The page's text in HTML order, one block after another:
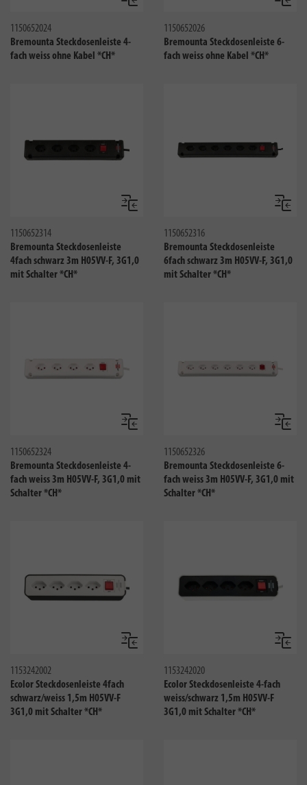
Vergleichen
1150652024
Bremounta Steckdosenleiste 4-
fach weiss ohne Kabel *CH*
1150652026
Bremounta Steckdosenleiste 6-
fach weiss ohne Kabel *CH*
Vergleichen
1150652314
Bremounta Steckdosenleiste
4fach schwarz 3m H05VV-F, 3G1,0
mit Schalter *CH*
1150652316
Bremounta Steckdosenleiste
6fach schwarz 3m H05VV-F, 3G1,0
mit Schalter *CH*
Vergleichen
1150652324
Bremounta Steckdosenleiste 4-
fach weiss 3m H05VV-F, 3G1,0 mit
Schalter *CH*
1150652326
Bremounta Steckdosenleiste 6-
fach weiss 3m H05VV-F, 3G1,0 mit
Schalter *CH*
Vergleichen
1153242002
Ecolor Steckdosenleiste 4fach
schwarz/weiss 1,5m H05VV-F
3G1,0 mit Schalter *CH*
1153242020
Ecolor Steckdosenleiste 4-fach
weiss/schwarz 1,5m H05VV-F
3G1,0 mit Schalter *CH*